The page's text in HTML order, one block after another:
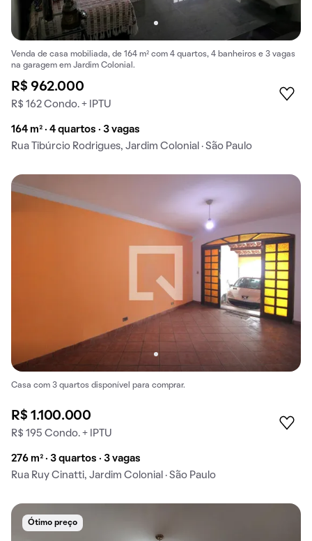
Venda de casa mobiliada, de 164 m² com 4 quartos, 4 banheiros e 3 vagas
na garagem em Jardim Colonial.
R$ 962.000
R$ 162 Condo. + IPTU
164 m² · 4 quartos · 3 vagas
Rua Tibúrcio Rodrigues, Jardim Colonial · São Paulo
Casa com 3 quartos disponível para comprar.
R$ 1.100.000
R$ 195 Condo. + IPTU
276 m² · 3 quartos · 3 vagas
Rua Ruy Cinatti, Jardim Colonial · São Paulo
Ótimo preço